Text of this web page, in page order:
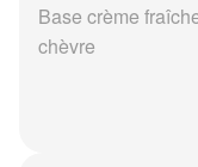
Base crème
chèvre